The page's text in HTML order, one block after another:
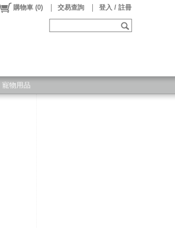
購物車 (0) 交易查詢 登入 / 註冊
寵物用品